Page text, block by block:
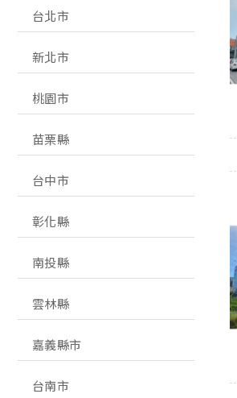
台北市
新北市
桃園市
苗栗縣
台中市
彰化縣
南投縣
雲林縣
嘉義縣市
台南市